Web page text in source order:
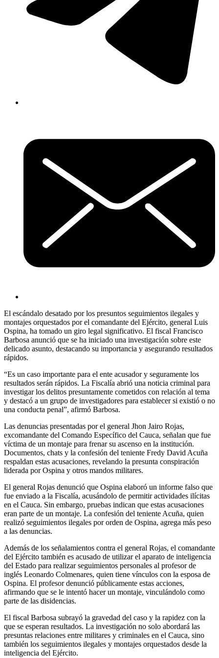
El escándalo desatado por los presuntos seguimientos ilegales y
montajes orquestados por el comandante del Ejército, general Luis
Ospina, ha tomado un giro legal significativo. El fiscal Francisco
Barbosa anunció que se ha iniciado una investigación sobre este
delicado asunto, destacando su importancia y asegurando resultados
rápidos.
“Es un caso importante para el ente acusador y seguramente los
resultados serán rápidos. La Fiscalía abrió una noticia criminal para
investigar los delitos presuntamente cometidos con relación al tema
y destacó a un grupo de investigadores para establecer si existió o no
una conducta penal”, afirmó Barbosa.
Las denuncias presentadas por el general Jhon Jairo Rojas,
excomandante del Comando Específico del Cauca, señalan que fue
víctima de un montaje para frenar su ascenso en la institución.
Documentos, chats y la confesión del teniente Fredy David Acuña
respaldan estas acusaciones, revelando la presunta conspiración
liderada por Ospina y otros mandos militares.
El general Rojas denunció que Ospina elaboró un informe falso que
fue enviado a la Fiscalía, acusándolo de permitir actividades ilícitas
en el Cauca. Sin embargo, pruebas indican que estas acusaciones
eran parte de un montaje. La confesión del teniente Acuña, quien
realizó seguimientos ilegales por orden de Ospina, agrega más peso
a las denuncias.
Además de los señalamientos contra el general Rojas, el comandante
del Ejército también es acusado de utilizar el aparato de inteligencia
del Estado para realizar seguimientos personales al profesor de
inglés Leonardo Colmenares, quien tiene vínculos con la esposa de
Ospina. El profesor denunció públicamente estas acciones,
afirmando que se le intentó hacer un montaje, vinculándolo como
parte de las disidencias.
El fiscal Barbosa subrayó la gravedad del caso y la rapidez con la
que se esperan resultados. La investigación no solo abordará las
presuntas relaciones entre militares y criminales en el Cauca, sino
también los seguimientos ilegales y montajes orquestados desde la
inteligencia del Ejército.